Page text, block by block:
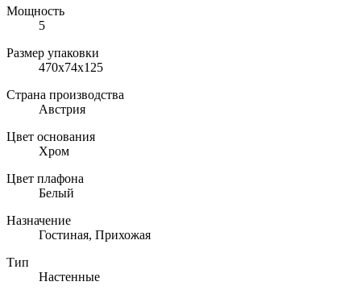
Мощность
5
Размер упаковки
470х74х125
Страна производства
Австрия
Цвет основания
Хром
Цвет плафона
Белый
Назначение
Гостиная, Прихожая
Тип
Настенные